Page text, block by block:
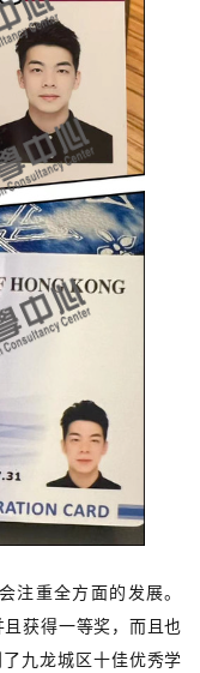
注重全方面的发展。
获得一等奖，而且也
九龙城区十佳优秀学